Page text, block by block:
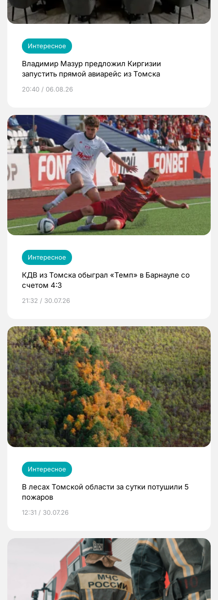
Интересное
Владимир Мазур предложил Киргизии
запустить прямой авиарейс из Томска
20:40 / 06.08.26
Интересное
КДВ из Томска обыграл «Темп» в Барнауле со
счетом 4:3
21:32 / 30.07.26
Интересное
В лесах Томской области за сутки потушили 5
пожаров
12:31 / 30.07.26